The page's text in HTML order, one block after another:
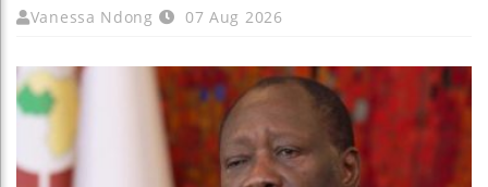
Vanessa Ndong 07 Aug 2026